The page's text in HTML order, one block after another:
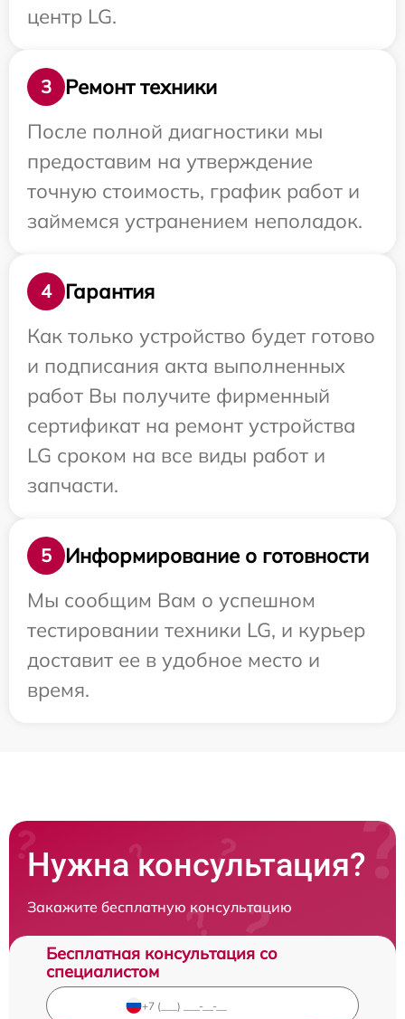
центр LG.
3
Ремонт техники
После полной диагностики мы
предоставим на утверждение
точную стоимость, график работ и
займемся устранением неполадок.
4
Гарантия
Как только устройство будет готово
и подписания акта выполненных
работ Вы получите фирменный
сертификат на ремонт устройства
LG сроком на все виды работ и
запчасти.
5
Информирование о готовности
Мы сообщим Вам о успешном
тестировании техники LG, и курьер
доставит ее в удобное место и
время.
Нужна консультация?
Закажите бесплатную консультацию
Бесплатная консультация со
специалистом